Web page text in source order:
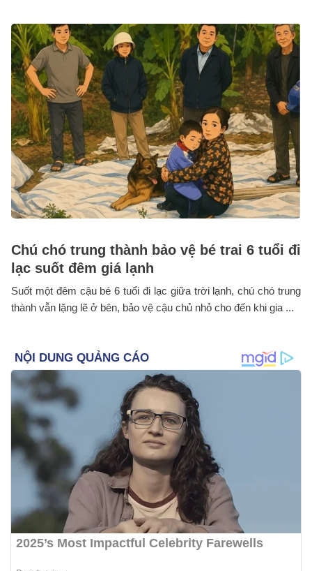
Chú chó trung thành bảo vệ bé trai 6 tuổi đi
lạc suốt đêm giá lạnh
Suốt một đêm cậu bé 6 tuổi đi lạc giữa trời lạnh, chú chó trung
thành vẫn lặng lẽ ở bên, bảo vệ cậu chủ nhỏ cho đến khi gia ...